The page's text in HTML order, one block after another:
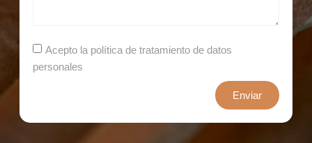
Acepto la política de tratamiento de datos
personales
Enviar